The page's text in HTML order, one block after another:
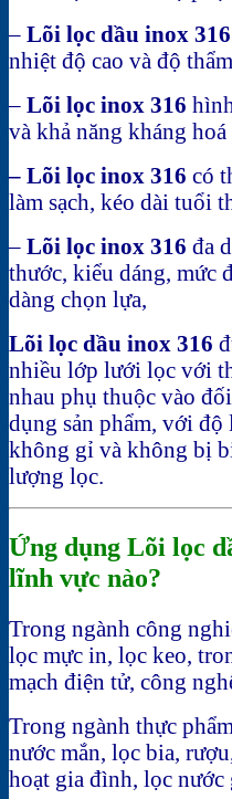
– Lõi lọc dầu inox 316
nhiệt độ cao và độ
– Lõi lọc inox 316
và khả năng kháng hoá
– Lõi lọc inox 316 có
làm sạch, kéo dài tuổi
– Lõi lọc inox 316 đa
thước, kiểu dáng, mức
dàng chọn lựa,
Lõi lọc dầu inox 316
nhiều lớp lưới lọc với
nhau phụ thuộc vào
dụng sản phẩm, với
không gỉ và không bị
lượng lọc.
Ứng dụng Lõi lọc
lĩnh vực nào?
Trong ngành công
lọc mực in, lọc keo,
mạch điện tử, công
Trong ngành thực
nước mắn, lọc bia,
hoạt gia đình, lọc